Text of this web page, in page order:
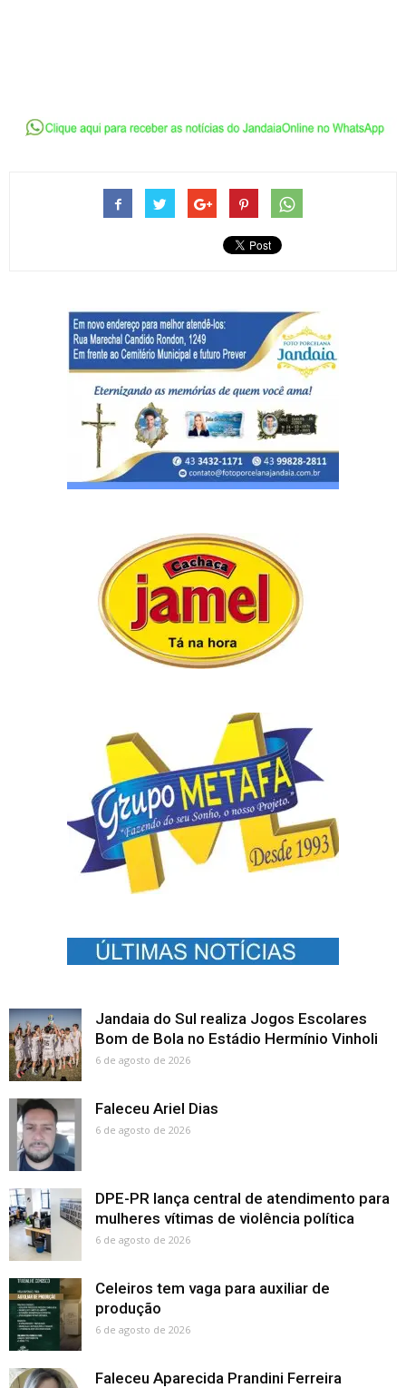
Jandaia do Sul realiza Jogos Escolares
Bom de Bola no Estádio Hermínio Vinholi
6 de agosto de 2026
Faleceu Ariel Dias
6 de agosto de 2026
DPE-PR lança central de atendimento para
mulheres vítimas de violência política
6 de agosto de 2026
Celeiros tem vaga para auxiliar de
produção
6 de agosto de 2026
Faleceu Aparecida Prandini Ferreira